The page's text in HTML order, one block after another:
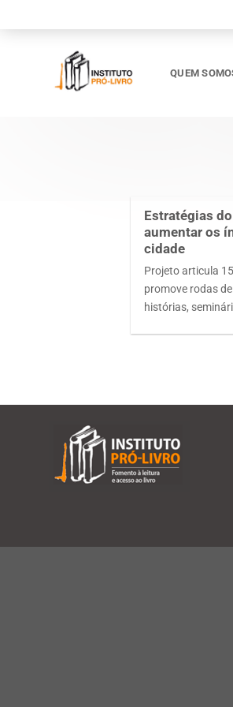
QUEM
Estratégias
aumentar os
cidade
Projeto articula
promove rodas
histórias,